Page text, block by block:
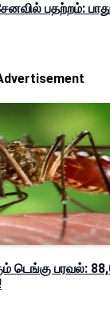
பதற்றம்:
டெங்கு பரவல்: